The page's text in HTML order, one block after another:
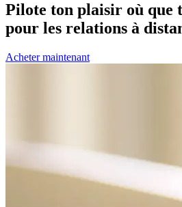
Pilote ton plaisir où que
pour les relations à
Acheter maintenant